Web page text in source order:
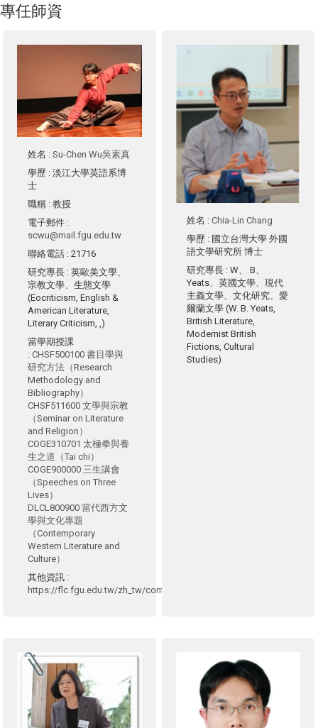
專任師資
姓名 :Su-Chen Wu吳素真
學歷 : 淡江大學英語系博
士
職稱 : 教授
電子郵件 :
scwu@mail.fgu.edu.tw
聯絡電話 : 21716
研究專長 : 英歐美文學、
宗教文學、生態文學
(Eocriticism, English &
American Literature,
Literary Criticism, ,)
當學期授課
:CHSF500100 書目學與
研究方法（Research
Methodology and
Bibliography）
CHSF511600 文學與宗教
（Seminar on Literature
and Religion）
COGE310701 太極拳與養
生之道（Tai chi）
COGE900000 三生講會
（Speeches on Three
Lives）
DLCL800900 當代西方文
學與文化專題
（Contemporary
Western Literature and
Culture）
其他資訊 :
https://flc.fgu.edu.tw/zh_tw/contact1/scwupage
姓名 :Chia-Lin Chang
學歷 : 國立台灣大學 外國
語文學研究所 博士
研究專長 : W、 B、
Yeats、英國文學、現代
主義文學、文化研究、愛
爾蘭文學 (W. B. Yeats,
British Literature,
Modernist British
Fictions, Cultural
Studies)